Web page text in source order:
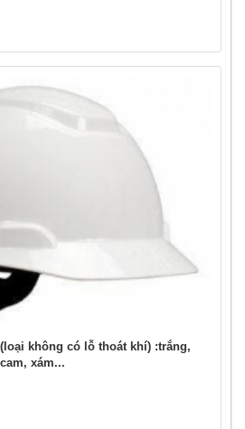
không có lỗ thoát khí) :trắng,
xám...